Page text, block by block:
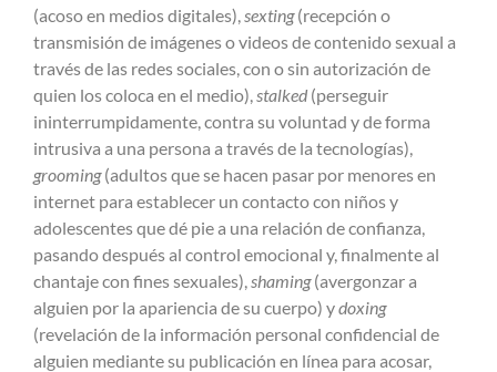
(acoso en medios digitales),sexting(recepción o
transmisión de imágenes o videos de contenido sexual a
través de las redes sociales, con o sin autorización de
quien los coloca en el medio),stalked (perseguir
ininterrumpidamente, contra su voluntad y de forma
intrusiva a una persona a través de la tecnologías),
grooming(adultos que se hacen pasar por menores en
internet para establecer un contacto con niños y
adolescentes que dé pie a una relación de confianza,
pasando después al control emocional y, finalmente al
chantaje con fines sexuales),shaming (avergonzar a
alguien por la apariencia de su cuerpo) ydoxing
(revelación de la información personal confidencial de
alguien mediante su publicación en línea para acosar,